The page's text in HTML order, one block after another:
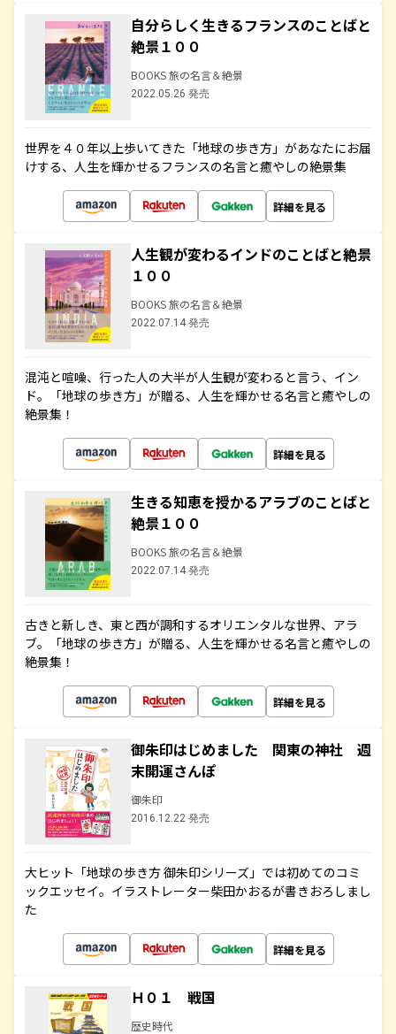
自分らしく生きるフランスのことばと
絶景１００
BOOKS 旅の名言＆絶景
2022.05.26 発売
世界を４０年以上歩いてきた「地球の歩き方」があなたにお届
けする、人生を輝かせるフランスの名言と癒やしの絶景集
詳細を見る
人生観が変わるインドのことばと絶景
１００
BOOKS 旅の名言＆絶景
2022.07.14 発売
混沌と喧噪、行った人の大半が人生観が変わると言う、イン
ド。「地球の歩き方」が贈る、人生を輝かせる名言と癒やしの
絶景集！
詳細を見る
生きる知恵を授かるアラブのことばと
絶景１００
BOOKS 旅の名言＆絶景
2022.07.14 発売
古きと新しき、東と西が調和するオリエンタルな世界、アラ
ブ。「地球の歩き方」が贈る、人生を輝かせる名言と癒やしの
絶景集！
詳細を見る
御朱印はじめました 関東の神社 週
末開運さんぽ
御朱印
2016.12.22 発売
大ヒット「地球の歩き方 御朱印シリーズ」では初めてのコミ
ックエッセイ。イラストレーター柴田かおるが書きおろしまし
た
詳細を見る
Ｈ０１ 戦国
歴史時代